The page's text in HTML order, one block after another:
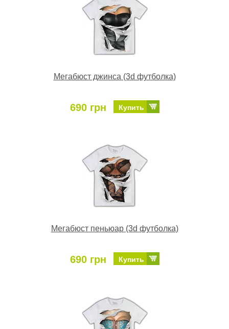
Мегабюст джинса (3d футболка)
690 грн Купить
Мегабюст пеньюар (3d футболка)
690 грн Купить